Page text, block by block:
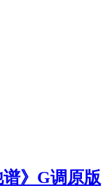
》G调原版